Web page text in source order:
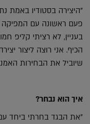
"היצירה בסטודיו באמת
פעם ראשונה עם
בעניין, לא רציתי קליפ
הכיף. אני רוצה ליצור
שיוביל את הבחירות
איך הוא נבחר?
"את הבגד בחרתי ביחד